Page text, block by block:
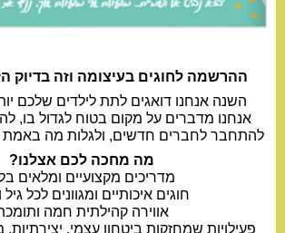
ההרשמה לחוגים בעיצומה וזה בדיוק
השנה אנחנו דואגים לתת לילדים שלכם
אנחנו מדברים על מקום בטוח לגדול בו,
להתחבר לחברים חדשים, ולגלות מה באמת
מה מחכה לכם אצלנו?
מדריכים מקצועיים ומלאים
חוגים איכותיים ומגוונים לכל גיל
אווירה קהילתית חמה
פעילויות שמחזקות ביטחון עצמי, יצירתיות,